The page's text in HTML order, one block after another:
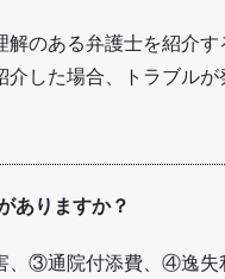
のある弁護士を紹介す
した場合、トラブルが
ありますか？
③通院付添費、④逸失